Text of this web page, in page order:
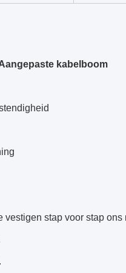
kabelboom
vestigen stap voor stap